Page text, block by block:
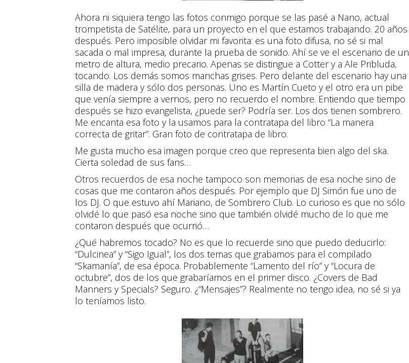
Ahora ni siquiera tengo las fotos conmigo porque se las pasé a Nano, actual
trompetista de Satélite, para un proyecto en el que estamos trabajando. 20 años
después. Pero imposible olvidar mi favorita: es una foto difusa, no sé si mal
sacada o mal impresa, durante la prueba de sonido. Ahí se ve el escenario de un
metro de altura, medio precario. Apenas se distingue a Cotter y a Ale Pribluda,
tocando. Los demás somos manchas grises. Pero delante del escenario hay una
silla de madera y sólo dos personas. Uno es Martín Cueto y el otro era un pibe
que venía siempre a vernos, pero no recuerdo el nombre. Entiendo que tiempo
después se hizo evangelista, ¿puede ser? Podría ser. Los dos tienen sombrero.
Me encanta esa foto y la usamos para la contratapa del libro “La manera
correcta de gritar”. Gran foto de contratapa de libro.
Me gusta mucho esa imagen porque creo que representa bien algo del ska.
Cierta soledad de sus fans…
Otros recuerdos de esa noche tampoco son memorias de esa noche sino de
cosas que me contaron años después. Por ejemplo que DJ Simón fue uno de
los DJ. O que estuvo ahí Mariano, de Sombrero Club. Lo curioso es que no sólo
olvidé lo que pasó esa noche sino que también olvidé mucho de lo que me
contaron después que ocurrió…
¿Qué habremos tocado? No es que lo recuerde sino que puedo deducirlo:
“Dulcinea” y “Sigo Igual”, los dos temas que grabamos para el compilado
“Skamanía”, de esa época. Probablemente “Lamento del río” y “Locura de
octubre”, dos de los que grabaríamos en el primer disco. ¿Covers de Bad
Manners y Specials? Seguro. ¿“Mensajes”? Realmente no tengo idea, no sé si ya
lo teníamos listo.